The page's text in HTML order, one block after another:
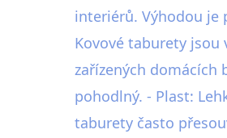
interiérů. Výhodou je
Kovové taburety
zařízených domácích
pohodlný. - Plast:
taburety často